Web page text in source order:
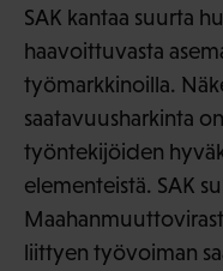
SAK kantaa suurta
haavoittuvasta
työmarkkinoilla.
saatavuusharkinta
työntekijöiden
elementeistä. SAK
liittyen työvoiman